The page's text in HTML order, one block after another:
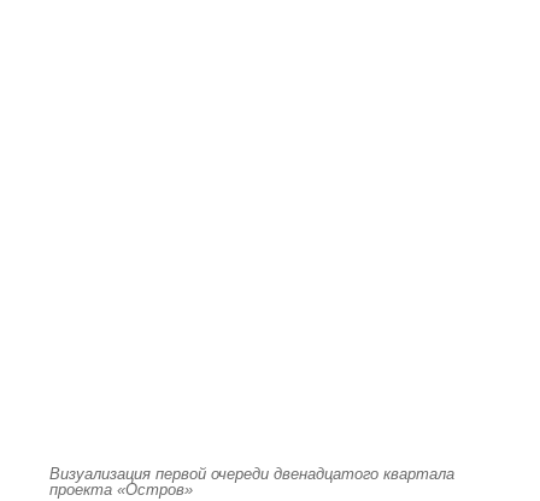
Визуализация первой очереди двенадцатого квартала
проекта «Остров»